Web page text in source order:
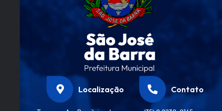
Localização Contato